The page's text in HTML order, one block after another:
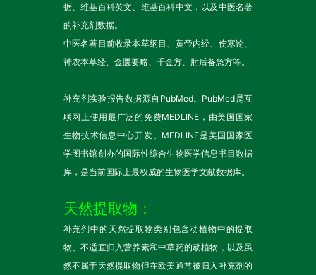
据、维基百科英文、维基百科中文，以及中医名著
的补充剂数据。
中医名著目前收录本草纲目、黄帝内经、伤寒论、
神农本草经、金匮要略、千金方、肘后备急方等。
补充剂实验报告数据源自PubMed。PubMed是互
联网上使用最广泛的免费MEDLINE，由美国国家
生物技术信息中心开发。MEDLINE是美国国家医
学图书馆创办的国际性综合生物医学信息书目数据
库，是当前国际上最权威的生物医学文献数据库。
天然提取物：
补充剂中的天然提取物类别包含动植物中的提取
物、不适宜归入营养素和中草药的动植物，以及虽
然不属于天然提取物但在欧美通常被归入补充剂的